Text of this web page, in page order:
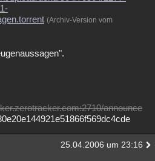
(Archiv-Version vom
announce
25.04.2006 um 23:16